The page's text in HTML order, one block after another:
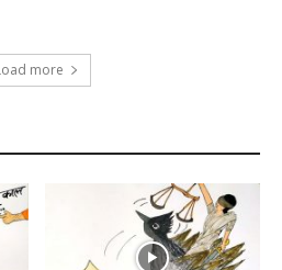
more